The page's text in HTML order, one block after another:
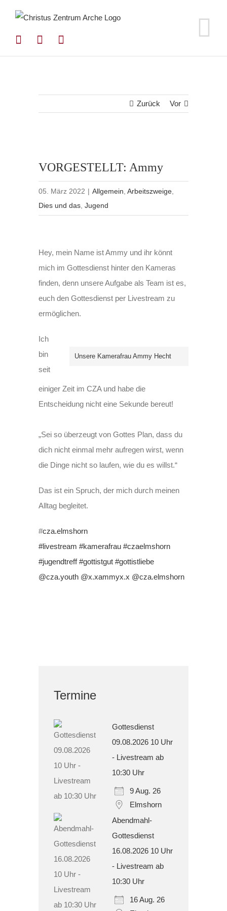
springen
Zurück Vor
VORGESTELLT: Ammy
05. März 2022 | Allgemein ,Arbeitszweige
Dies und das ,Jugend
Hey, mein Name ist Ammy und ihr könnt
mich im Gottesdienst hinter den Kameras
finden, denn unsere Aufgabe als Team ist es,
euch den Gottesdienst per Livestream zu
ermöglichen.
Unsere Kamerafrau Ammy Hecht
Ich
bin
seit
einiger Zeit im CZA und habe die
Entscheidung nicht eine Sekunde bereut!
„Sei so überzeugt von Gottes Plan, dass du
dich nicht einmal mehr aufregen wirst, wenn
die Dinge nicht so laufen, wie du es willst.“
Das ist ein Spruch, der mich durch meinen
Alltag begleitet.
#cza.elmshorn
#livestream #kamerafrau #czaelmshorn
#jugendtreff #gottistgut #gottistliebe
@cza.youth @x.xammyx.x @cza.elmshorn
Termine
Gottesdienst
09.08.2026 10 Uhr
- Livestream ab
10:30 Uhr
9 Aug. 26
Elmshorn
Abendmahl-
Gottesdienst
16.08.2026 10 Uhr
- Livestream ab
10:30 Uhr
16 Aug. 26